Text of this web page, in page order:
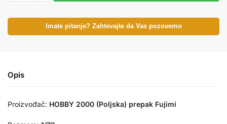
Imate pitanje? Zahtevajte da Vas pozovemo
Opis
Proizvođač: HOBBY 2000 (Poljska) prepak Fujimi